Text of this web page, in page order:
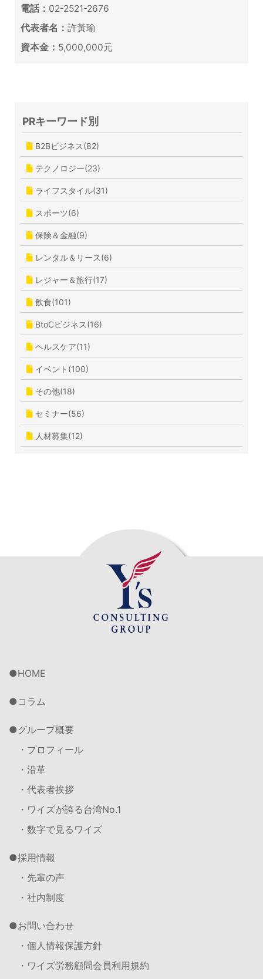
電話： 02-2521-2676
代表者名： 許黃瑜
資本金： 5,000,000元
PRキーワード別
B2Bビジネス(82)
テクノロジー(23)
ライフスタイル(31)
スポーツ(6)
保険＆金融(9)
レンタル＆リース(6)
レジャー＆旅行(17)
飲食(101)
BtoCビジネス(16)
ヘルスケア(11)
イベント(100)
その他(18)
セミナー(56)
人材募集(12)
HOME
コラム
グループ概要
・プロフィール
・沿革
・代表者挨拶
・ワイズが誇る台湾No.1
・数字で見るワイズ
採用情報
・先輩の声
・社内制度
お問い合わせ
・個人情報保護方針
・ワイズ労務顧問会員利用規約